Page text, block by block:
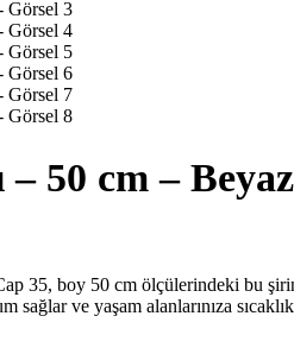
50 cm –
35, boy 50 cm ölçülerindeki bu
sağlar ve yaşam alanlarınıza